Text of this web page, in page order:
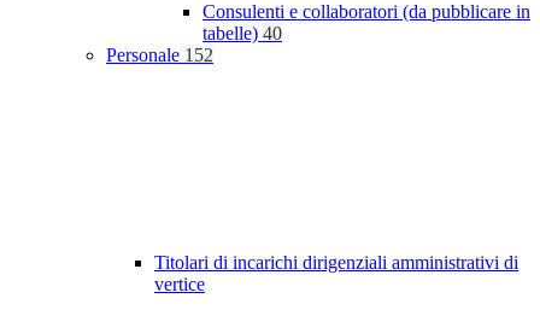
Consulenti e collaboratori (da pubblicare in
tabelle) 40
Personale 152
Titolari di incarichi dirigenziali amministrativi di
vertice